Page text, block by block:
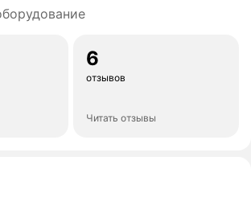
6
отзывов
Читать отзывы